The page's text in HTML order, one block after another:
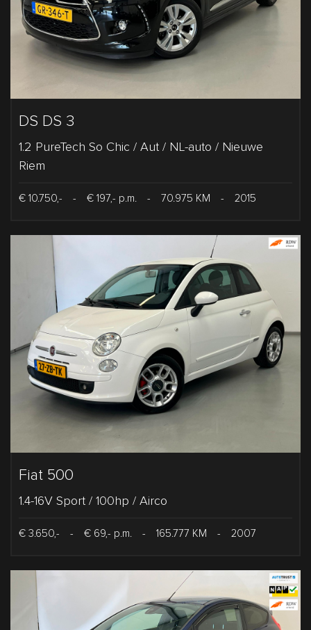
DS DS 3
1.2 PureTech So Chic / Aut / NL-auto / Nieuwe
Riem
€ 10.750,- - € 197,- p.m. - 70.975 KM - 2015
Fiat 500
1.4-16V Sport / 100hp / Airco
€ 3.650,- - € 69,- p.m. - 165.777 KM - 2007